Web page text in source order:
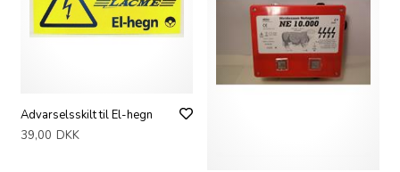
Advarselsskilt til El-hegn
39,00 DKK